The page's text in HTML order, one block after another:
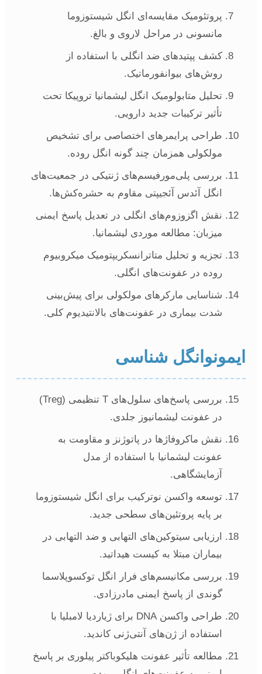
پروتئومیک مقایسه‌ای انگل شیستوزوما
مانسونی در مراحل لاروی و بالغ.
کشف پپتیدهای ضد انگلی با استفاده از
روش‌های بیوانفورماتیک.
تحلیل متابولومیک انگل لیشمانیا تروپیکا تحت
تأثیر ترکیبات جدید دارویی.
طراحی پرایمرهای اختصاصی برای تشخیص
مولکولی همزمان چند گونه انگل روده.
بررسی پلی‌مورفیسم‌های ژنتیکی در جمعیت‌های
انگل آئدس آئجیپتی مقاوم به حشره‌کش‌ها.
نقش اگزوزوم‌های انگلی در تعدیل پاسخ ایمنی
میزبان: مطالعه موردی لیشمانیا.
تجزیه و تحلیل متاترانسکریپتومیک میکروبیوم
روده در عفونت‌های انگلی.
شناسایی مارکرهای مولکولی برای پیش‌بینی
شدت بیماری در عفونت‌های بالانتیدیوم کلی.
شناسی
بررسی پاسخ‌های سلول‌های T تنظیمی (Treg)
در عفونت لیشمانیوز جلدی.
نقش ماکروفاژها در پاتوژنز و مقاومت به
عفونت لیشمانیا با استفاده از مدل
آزمایشگاهی.
توسعه واکسن نوترکیب برای انگل شیستوزوما
بر پایه پروتئین‌های سطحی جدید.
ارزیابی سیتوکین‌های التهابی و ضد التهابی در
بیماران مبتلا به کیست هیداتید.
بررسی مکانیسم‌های فرار انگل توکسوپلاسما
گوندی از پاسخ ایمنی مادرزادی.
طراحی واکسن DNA برای ژیاردیا لامبلیا با
استفاده از ژن‌های آنتی‌ژنی کاندید.
مطالعه تأثیر عفونت هلیکوباکتر پیلوری بر پاسخ